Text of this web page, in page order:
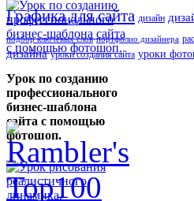
Урок по созданию
профессионального
бизнес-шаблона
сайта с помощью
фотошоп.
Графика для сайта дизайн
подбор ключевых слов портфолио дизайнера
дизайна уроки создания сайта уроки